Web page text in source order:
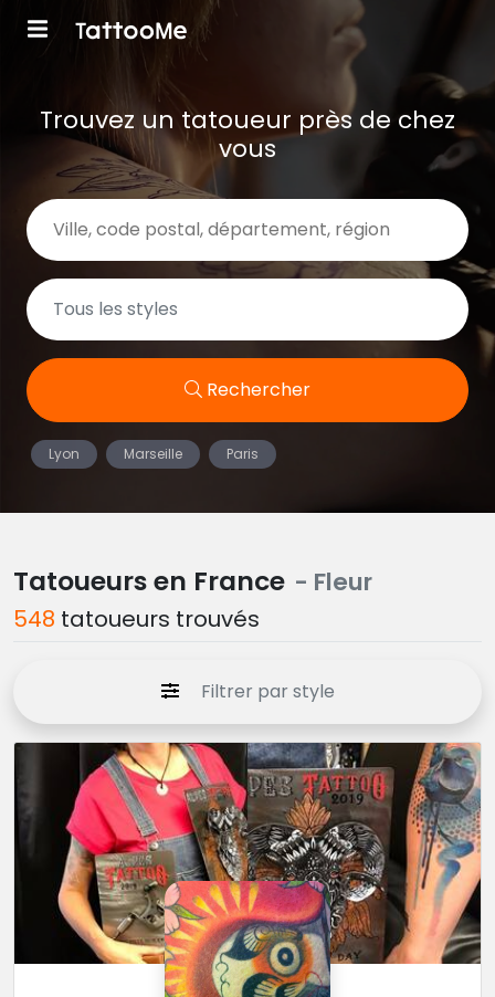
Trouvez un tatoueur près de chez
vous
Rechercher
Lyon Marseille Paris
Tatoueurs en France - Fleur
548 tatoueurs trouvés
Filtrer par style